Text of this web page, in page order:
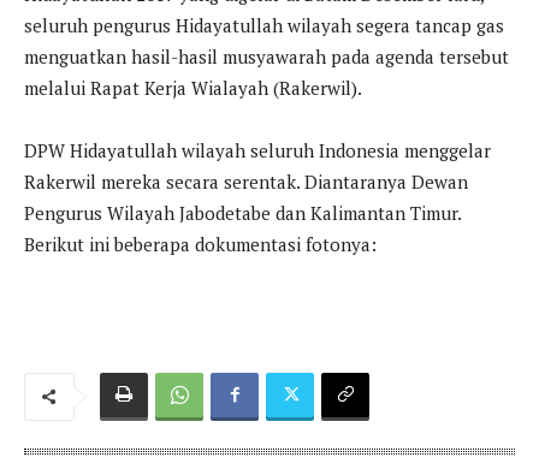
seluruh pengurus Hidayatullah wilayah segera tancap gas
menguatkan hasil-hasil musyawarah pada agenda tersebut
melalui Rapat Kerja Wialayah (Rakerwil).
DPW Hidayatullah wilayah seluruh Indonesia menggelar
Rakerwil mereka secara serentak. Diantaranya Dewan
Pengurus Wilayah Jabodetabe dan Kalimantan Timur.
Berikut ini beberapa dokumentasi fotonya: